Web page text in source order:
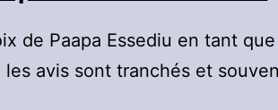
de Paapa Essediu en tant
avis sont tranchés et